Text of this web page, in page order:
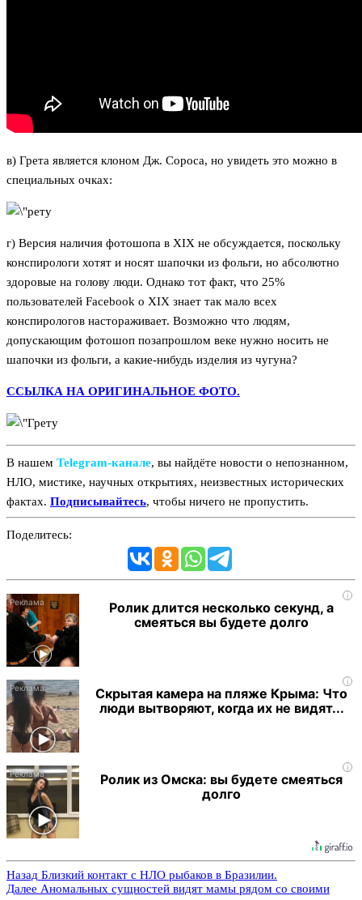
в) Грета является клоном Дж. Сороса, но увидеть это можно в
специальных очках:
г) Версия наличия фотошопа в XIX не обсуждается, поскольку
конспирологи хотят и носят шапочки из фольги, но абсолютно
здоровые на голову люди. Однако тот факт, что 25%
пользователей Facebook о XIX знает так мало всех
конспирологов настораживает. Возможно что людям,
допускающим фотошоп позапрошлом веке нужно носить не
шапочки из фольги, а какие-нибудь изделия из чугуна?
ССЫЛКА НА ОРИГИНАЛЬНОЕ ФОТО.
В нашем Telegram‑канале, вы найдёте новости о непознанном,
НЛО, мистике, научных открытиях, неизвестных исторических
фактах. Подписывайтесь, чтобы ничего не пропустить.
Поделитесь:
i
Ролик длится несколько секунд, а
смеяться вы будете долго
i
Скрытая камера на пляже Крыма: Что
люди вытворяют, когда их не видят...
i
Ролик из Омска: вы будете смеяться
долго
Назад Близкий контакт с НЛО рыбаков в Бразилии.
Далее Аномальных сущностей видят мамы рядом со своими